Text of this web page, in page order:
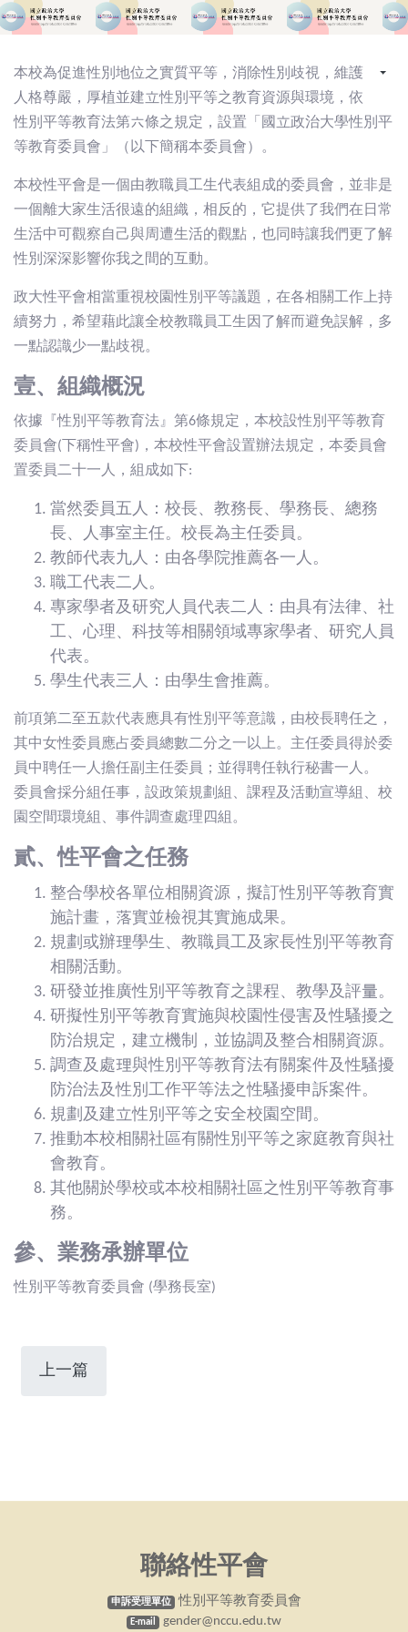
本校為促進性別地位之實質平等，消除性別歧視，維護
人格尊嚴，厚植並建立性別平等之教育資源與環境，依
性別平等教育法第六條之規定，設置「國立政治大學性別平
等教育委員會」（以下簡稱本委員會）。
本校性平會是一個由教職員工生代表組成的委員會，並非是
一個離大家生活很遠的組織，相反的，它提供了我們在日常
生活中可觀察自己與周遭生活的觀點，也同時讓我們更了解
性別深深影響你我之間的互動。
政大性平會相當重視校園性別平等議題，在各相關工作上持
續努力，希望藉此讓全校教職員工生因了解而避免誤解，多
一點認識少一點歧視。
壹、組織概況
依據『性別平等教育法』第6條規定，本校設性別平等教育
委員會(下稱性平會)，本校性平會設置辦法規定，本委員會
置委員二十一人，組成如下:
當然委員五人：校長、教務長、學務長、總務
長、人事室主任。校長為主任委員。
教師代表九人：由各學院推薦各一人。
職工代表二人。
專家學者及研究人員代表二人：由具有法律、社
工、心理、科技等相關領域專家學者、研究人員
代表。
學生代表三人：由學生會推薦。
前項第二至五款代表應具有性別平等意識，由校長聘任之，
其中女性委員應占委員總數二分之一以上。主任委員得於委
員中聘任一人擔任副主任委員；並得聘任執行秘書一人。
委員會採分組任事，設政策規劃組、課程及活動宣導組、校
園空間環境組、事件調查處理四組。
貳、性平會之任務
整合學校各單位相關資源，擬訂性別平等教育實
施計畫，落實並檢視其實施成果。
規劃或辦理學生、教職員工及家長性別平等教育
相關活動。
研發並推廣性別平等教育之課程、教學及評量。
研擬性別平等教育實施與校園性侵害及性騷擾之
防治規定，建立機制，並協調及整合相關資源。
調查及處理與性別平等教育法有關案件及性騷擾
防治法及性別工作平等法之性騷擾申訴案件。
規劃及建立性別平等之安全校園空間。
推動本校相關社區有關性別平等之家庭教育與社
會教育。
其他關於學校或本校相關社區之性別平等教育事
務。
參、業務承辦單位
性別平等教育委員會 (學務長室)
上一篇
聯絡性平會
申訴受理單位 性別平等教育委員會
E-mail gender@nccu.edu.tw